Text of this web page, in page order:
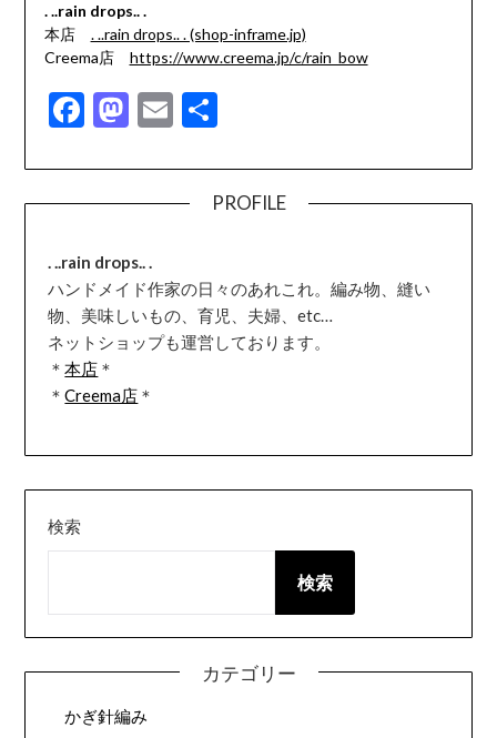
. ..rain drops.. .
本店 . ..rain drops.. . (shop-inframe.jp)
Creema店 https://www.creema.jp/c/rain_bow
Facebook
Mastodon
Email
共
PROFILE
. ..rain drops.. .
ハンドメイド作家の日々のあれこれ。編み物、縫い
物、美味しいもの、育児、夫婦、etc…
ネットショップも運営しております。
＊本店 ＊
＊Creema店 ＊
検索
検索
カテゴリー
かぎ針編み